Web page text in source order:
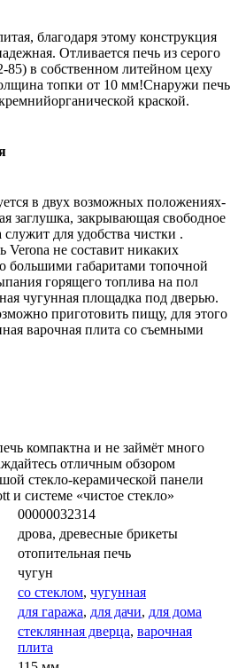
благодаря этому конструкция
Отливается печь из серого
в собственном литейном цеху
топки от 10 мм!Снаружи печь
краской.
в двух возможных положениях-
заглушка, закрывающая свободное
для удобства чистки .
Verona не составит никаких
большими габаритами топочной
горящего топлива на пол
чугунная площадка под дверью.
приготовить пищу, для этого
варочная плита со съемными
компактна и не займёт много
отличным обзором
стекло-керамической панели
и системе «чистое стекло»
00000032314
дрова, древесные брикеты
отопительная печь
чугун
со стеклом, чугунная
для гаража, для дачи, для дома
cтеклянная дверца, варочная
плита